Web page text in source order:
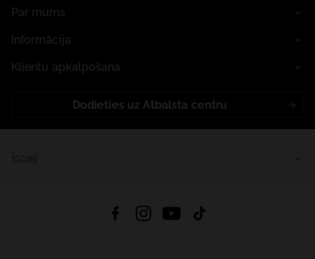
Par mums
Informācija
Klientu apkalpošana
Dodieties uz Atbalsta centru